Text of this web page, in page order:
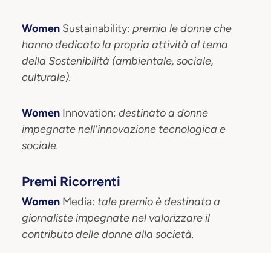
Women Sustainability: premia le donne che
hanno dedicato la propria attività al tema
della Sostenibilità (ambientale, sociale,
culturale).
Women Innovation: destinato a donne
impegnate nell'innovazione tecnologica e
sociale.
Premi Ricorrenti
Women Media: tale premio è destinato a
giornalisteimpegnate nel valorizzare il
contributo delle donne alla società.